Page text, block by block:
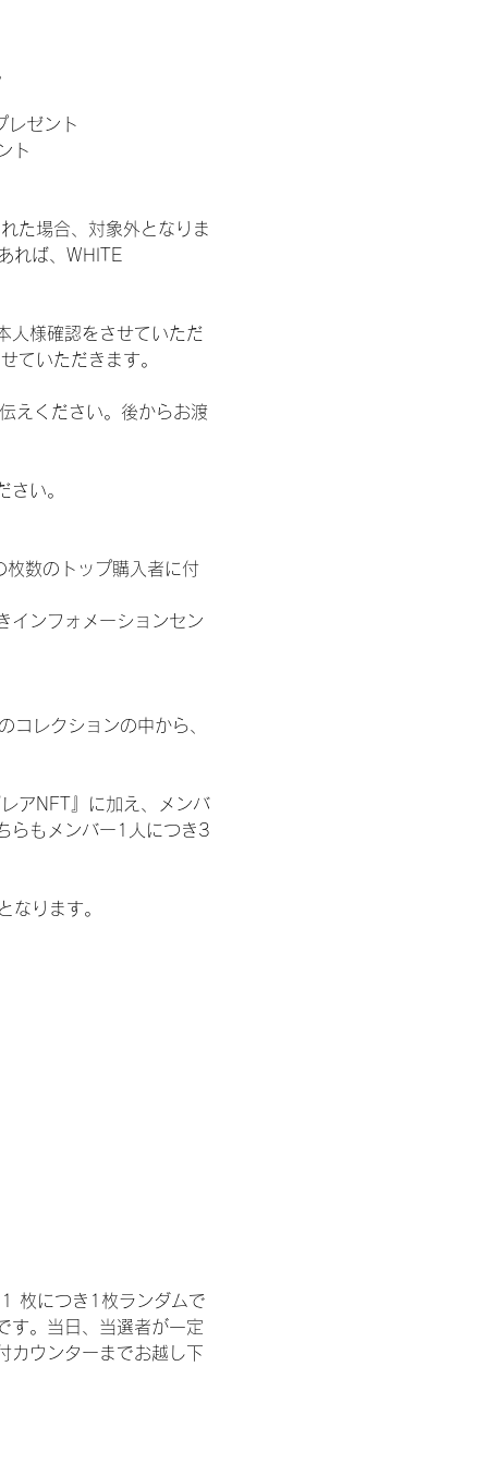
レゼント
ト
た場合、対象外となりま
れば、WHITE
人様確認をさせていただ
ていただきます。
えください。後からお渡
い。
数のトップ購入者に付
インフォメーションセン
レクションの中から、
アNFT』に加え、メンバ
らもメンバー1人につき3
なります。
枚につき1枚ランダムで
す。当日、当選者が一定
カウンターまでお越し下